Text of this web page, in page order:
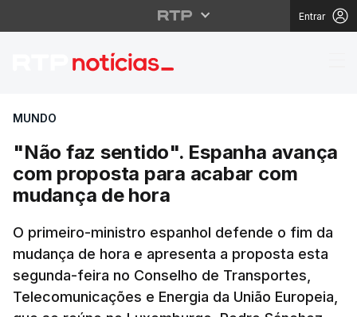
Entrar
"Não faz sentido".
MUNDO
"Não faz sentido". Espanha avança
com proposta para acabar com
mudança de hora
O primeiro-ministro espanhol defende o fim da
mudança de hora e apresenta a proposta esta
segunda-feira no Conselho de Transportes,
Telecomunicações e Energia da União Europeia,